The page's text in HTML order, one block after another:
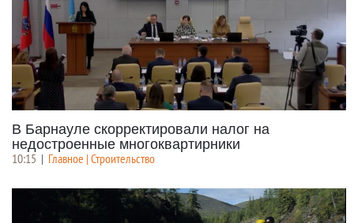
В Барнауле скорректировали налог на
недостроенные многоквартирники
10:15 | Главное | Строительство